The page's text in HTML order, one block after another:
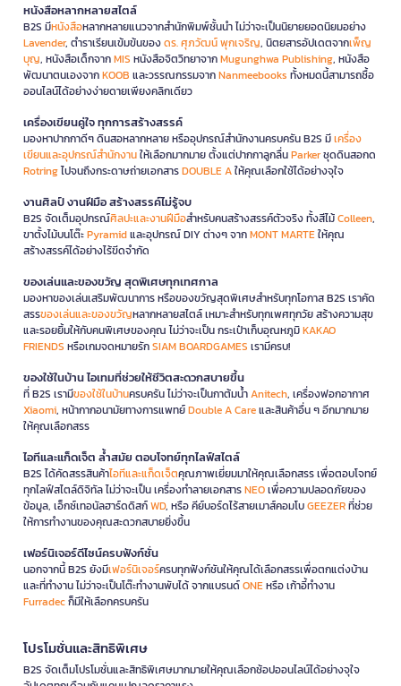
หนังสือหลากหลายสไตล์
B2S มีหนังสือหลากหลายแนวจากสำนักพิมพ์ชั้นนำ ไม่ว่าจะเป็นนิยายยอดนิยมอย่าง
Lavender, ตำราเรียนเข้มข้นของดร. ศุภวัฒน์ พุกเจริญ, นิตยสารอัปเดตจากเพ็ญ
บุญ, หนังสือเด็กจากMIS หนังสือจิตวิทยาจากMugunghwa Publishing, หนังสือ
พัฒนาตนเองจากKOOB และวรรณกรรมจากNanmeebooks ทั้งหมดนี้สามารถซื้อ
ออนไลน์ได้อย่างง่ายดายเพียงคลิกเดียว
เครื่องเขียนคู่ใจ ทุกการสร้างสรรค์
มองหาปากกาดีๆ ดินสอหลากหลาย หรืออุปกรณ์สำนักงานครบครัน B2S มีเครื่อง
เขียนและอุปกรณ์สำนักงานให้เลือกมากมาย ตั้งแต่ปากกาลูกลื่นParkerชุดดินสอกด
Rotringไปจนถึงกระดาษถ่ายเอกสารDOUBLE Aให้คุณเลือกใช้ได้อย่างจุใจ
งานศิลป์ งานฝีมือ สร้างสรรค์ไม่รู้จบ
B2S จัดเต็มอุปกรณ์ศิลปะและงานฝีมือสำหรับคนสร้างสรรค์ตัวจริง ทั้งสีไม้Colleen,
ขาตั้งไม้บนโต๊ะPyramidและอุปกรณ์ DIY ต่างๆ จากMONT MARTEให้คุณ
สร้างสรรค์ได้อย่างไร้ขีดจำกัด
ของเล่นและของขวัญ สุดพิเศษทุกเทศกาล
มองหาของเล่นเสริมพัฒนาการ หรือของขวัญสุดพิเศษสำหรับทุกโอกาส B2S เราคัด
สรรของเล่นและของขวัญหลากหลายสไตล์ เหมาะสำหรับทุกเพศทุกวัย สร้างความสุข
และรอยยิ้มให้กับคนพิเศษของคุณ ไม่ว่าจะเป็น กระเป๋าเก็บอุณหภูมิKAKAO
FRIENDS หรือเกมจดหมายรักSIAM BOARDGAMES เรามีครบ!
ของใช้ในบ้าน ไอเทมที่ช่วยให้ชีวิตสะดวกสบายขึ้น
ที่ B2S เรามีของใช้ในบ้านครบครัน ไม่ว่าจะเป็นกาต้มน้ำAnitech, เครื่องฟอกอากาศ
Xiaomi, หน้ากากอนามัยทางการแพทย์Double A Careและสินค้าอื่น ๆ อีกมากมาย
ให้คุณเลือกสรร
ไอทีและแก็ดเจ็ต ล้ำสมัย ตอบโจทย์ทุกไลฟ์สไตล์
B2S ได้คัดสรรสินค้าไอทีและแก็ดเจ็ตคุณภาพเยี่ยมมาให้คุณเลือกสรร เพื่อตอบโจทย์
ทุกไลฟ์สไตล์ดิจิทัล ไม่ว่าจะเป็น เครื่องทำลายเอกสารNEOเพื่อความปลอดภัยของ
ข้อมูล, เอ็กซ์เทอนัลฮาร์ดดิสก์WD, หรือ คีย์บอร์ดไร้สายเมาส์คอมโบGEEZERที่ช่วย
ให้การทำงานของคุณสะดวกสบายยิ่งขึ้น
เฟอร์นิเจอร์ดีไซน์ครบฟังก์ชั่น
นอกจากนี้ B2S ยังมีเฟอร์นิเจอร์ครบทุกฟังก์ชันให้คุณได้เลือกสรรเพื่อตกแต่งบ้าน
และที่ทำงาน ไม่ว่าจะเป็นโต๊ะทำงานพับได้ จากแบรนด์ONEหรือ เก้าอี้ทำงาน
Furradecก็มีให้เลือกครบครัน
โปรโมชั่นและสิทธิพิเศษ
B2S จัดเต็มโปรโมชั่นและสิทธิพิเศษมากมายให้คุณเลือกช้อปออนไลน์ได้อย่างจุใจ